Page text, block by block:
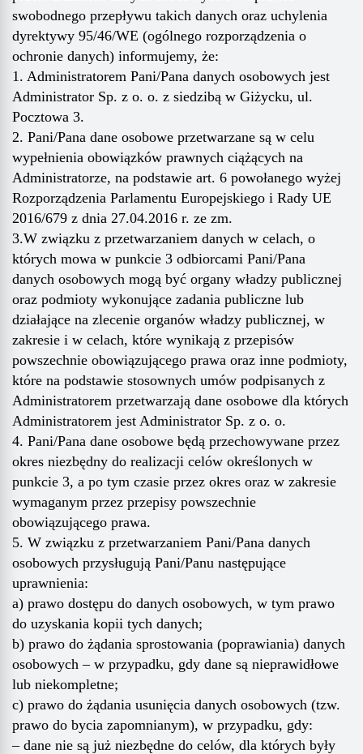
swobodnego przepływu takich danych oraz uchylenia
dyrektywy 95/46/WE (ogólnego rozporządzenia o
ochronie danych) informujemy, że:
1. Administratorem Pani/Pana danych osobowych jest
Administrator Sp. z o. o. z siedzibą w Giżycku, ul.
Pocztowa 3.
2. Pani/Pana dane osobowe przetwarzane są w celu
wypełnienia obowiązków prawnych ciążących na
Administratorze, na podstawie art. 6 powołanego wyżej
Rozporządzenia Parlamentu Europejskiego i Rady UE
2016/679 z dnia 27.04.2016 r. ze zm.
3.W związku z przetwarzaniem danych w celach, o
których mowa w punkcie 3 odbiorcami Pani/Pana
danych osobowych mogą być organy władzy publicznej
oraz podmioty wykonujące zadania publiczne lub
działające na zlecenie organów władzy publicznej, w
zakresie i w celach, które wynikają z przepisów
powszechnie obowiązującego prawa oraz inne podmioty,
które na podstawie stosownych umów podpisanych z
Administratorem przetwarzają dane osobowe dla których
Administratorem jest Administrator Sp. z o. o.
4. Pani/Pana dane osobowe będą przechowywane przez
okres niezbędny do realizacji celów określonych w
punkcie 3, a po tym czasie przez okres oraz w zakresie
wymaganym przez przepisy powszechnie
obowiązującego prawa.
5. W związku z przetwarzaniem Pani/Pana danych
osobowych przysługują Pani/Panu następujące
uprawnienia:
a) prawo dostępu do danych osobowych, w tym prawo
do uzyskania kopii tych danych;
b) prawo do żądania sprostowania (poprawiania) danych
osobowych – w przypadku, gdy dane są nieprawidłowe
lub niekompletne;
c) prawo do żądania usunięcia danych osobowych (tzw.
prawo do bycia zapomnianym), w przypadku, gdy:
– dane nie są już niezbędne do celów, dla których były